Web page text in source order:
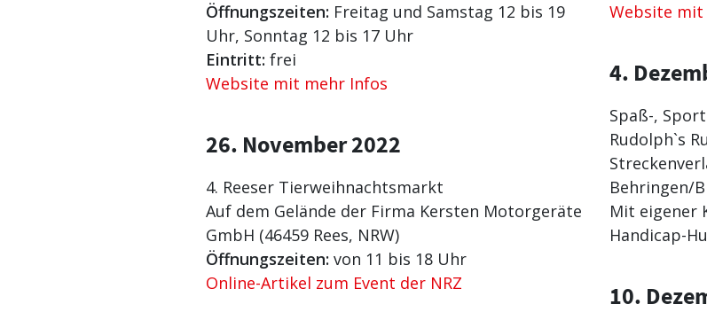
Öffnungszeiten: Freitag und Samstag 12 bis 19
Uhr, Sonntag 12 bis 17 Uhr
Eintritt: frei
Website mit mehr Infos
26. November 2022
4. Reeser Tierweihnachtsmarkt
Auf dem Gelände der Firma Kersten Motorgeräte
GmbH (46459 Rees, NRW)
Öffnungszeiten: von 11 bis 18 Uhr
Online-Artikel zum Event der NRZ
Website
4.
Spaß-,
Rudolph`s
Behringen/
Mit eigener
Handicap-
10.